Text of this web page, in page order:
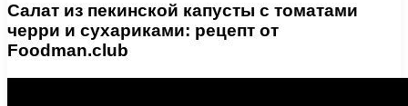
Салат из пекинской капусты с томатами
черри и сухариками: рецепт от
Foodman.club